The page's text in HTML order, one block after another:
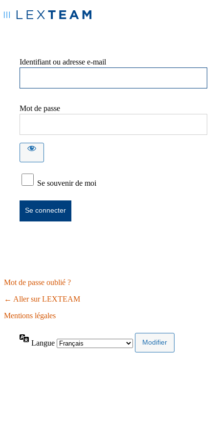
Identifiant ou adresse e-mail
Mot de passe
Se souvenir de moi
Mot de passe oublié ?
← Aller sur LEXTEAM
Mentions légales
Langue